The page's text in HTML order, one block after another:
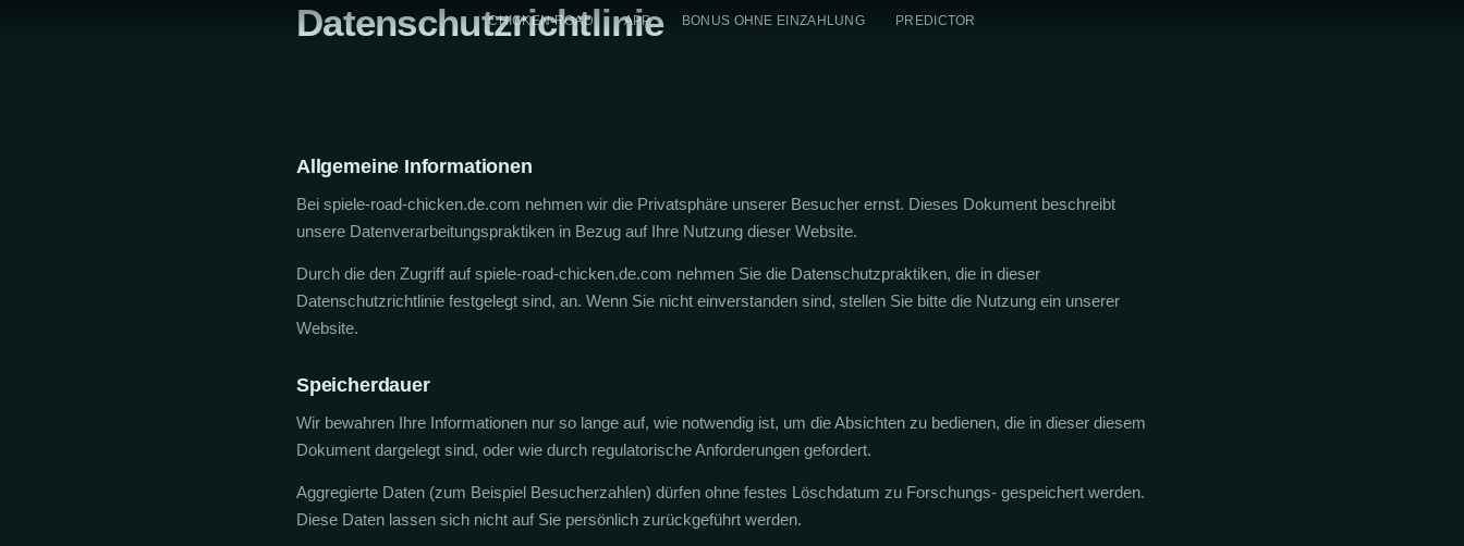
CHICKEN ROAD APP BONUS OHNE EINZAHLUNG PREDICTOR
Datenschutzrichtlinie
Allgemeine Informationen
Bei spiele-road-chicken.de.com nehmen wir die Privatsphäre unserer Besucher ernst. Dieses Dokument beschreibt
unsere Datenverarbeitungspraktiken in Bezug auf Ihre Nutzung dieser Website.
Durch die den Zugriff auf spiele-road-chicken.de.com nehmen Sie die Datenschutzpraktiken, die in dieser
Datenschutzrichtlinie festgelegt sind, an. Wenn Sie nicht einverstanden sind, stellen Sie bitte die Nutzung ein unserer
Website.
Speicherdauer
Wir bewahren Ihre Informationen nur so lange auf, wie notwendig ist, um die Absichten zu bedienen, die in dieser diesem
Dokument dargelegt sind, oder wie durch regulatorische Anforderungen gefordert.
Aggregierte Daten (zum Beispiel Besucherzahlen) dürfen ohne festes Löschdatum zu Forschungs- gespeichert werden.
Diese Daten lassen sich nicht auf Sie persönlich zurückgeführt werden.